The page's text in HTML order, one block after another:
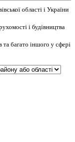
області і України
і будівництва
та багато іншого у сфері